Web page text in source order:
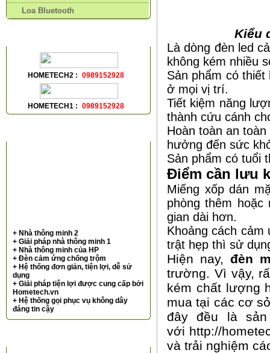
Loa Bluetooth
HOMETECH2 : 0989152928
HOMETECH1 : 0989152928
+ Nhà thông minh 2
+ Giải pháp nhà thông minh 1
+ Nhà thông minh của HP
+ Đèn cảm ứng chống trộm
+ Hệ thống đơn giản, tiện lợi, dễ sử
dụng
+ Giải pháp tiện lợi được cung cấp bởi
Hometech.vn
+ Hệ thống gọi phục vụ không dây
đáng tin cậy
Kiểu
Là dòng đèn led
không kém nhiều
Sản phẩm có
ở mọi vị trí.
Tiết kiệm năng
thành cứu cánh
Hoàn toàn an
hưởng đến sức
Sản phẩm có tuổi
Điểm cần lưu
Miếng xốp dán
phòng thêm
gian dài hơn.
Khoảng cách
trật hẹp thì sử
Hiện nay,đèn
trường. Vì vậy,
kém chất lượng
mua tại các cơ
đây đều là
với http://
và trải nghiệm